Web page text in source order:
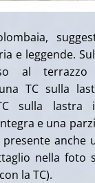
e leggende.
al terrazzo
una TC sulla
sulla lastra
e una
presente anche
nella foto
la TC).